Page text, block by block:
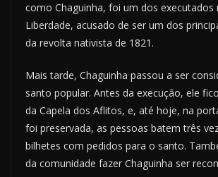
como Chaguinha, foi um dos executados
Liberdade, acusado de ser um dos
da revolta nativista de 1821.
Mais tarde, Chaguinha passou a ser
santo popular. Antes da execução, ele
da Capela dos Aflitos, e, até hoje, na
foi preservada, as pessoas batem três
bilhetes com pedidos para o santo.
da comunidade fazer Chaguinha ser